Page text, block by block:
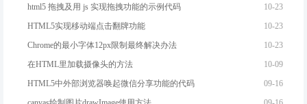
html5 拖拽及用 js 实现拖拽功能的示例代码 10-23
HTML5实现移动端点击翻牌功能 10-23
Chrome的最小字体12px限制最终解决办法 10-23
在HTML里加载摄像头的方法 10-09
HTML5中外部浏览器唤起微信分享功能的代码 09-16